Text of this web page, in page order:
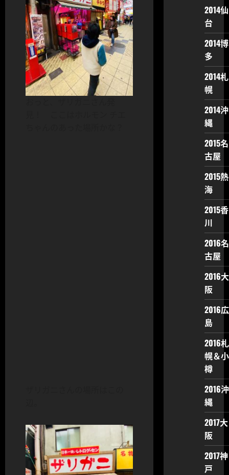
2014仙
台
2014博
多
2014札
幌
2014沖
縄
2015名
古屋
2015熱
海
2015香
川
2016名
古屋
2016大
阪
2016広
島
2016札
幌＆小
樽
2016沖
縄
2017大
阪
2017神
戸